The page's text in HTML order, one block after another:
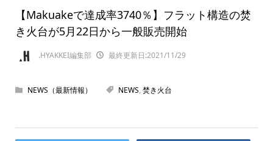
【Makuakeで達成率3740％】フラット構造の焚
き火台が5月22日から一般販売開始
.HYAKKEI編集部 最終更新日:2021/11/29
NEWS（最新情報） NEWS, 焚き火台